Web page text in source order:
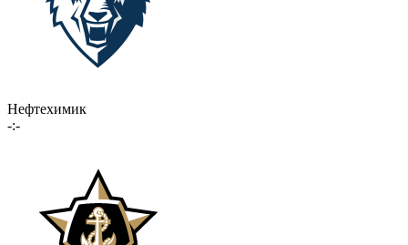
Нефтехимик
-:-